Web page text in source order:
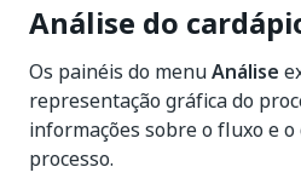
Análise do
Os painéis do menuAnálise
representação gráfica do
informações sobre o fluxo e
processo.